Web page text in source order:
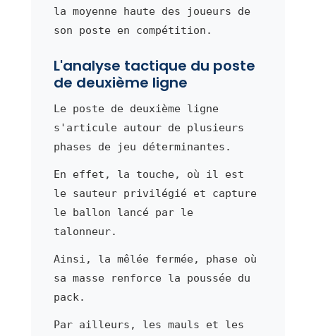
la moyenne haute des joueurs de
son poste en compétition.
L'analyse tactique du poste
de deuxième ligne
Le poste de deuxième ligne
s'articule autour de plusieurs
phases de jeu déterminantes.
En effet, la touche, où il est
le sauteur privilégié et capture
le ballon lancé par le
talonneur.
Ainsi, la mêlée fermée, phase où
sa masse renforce la poussée du
pack.
Par ailleurs, les mauls et les